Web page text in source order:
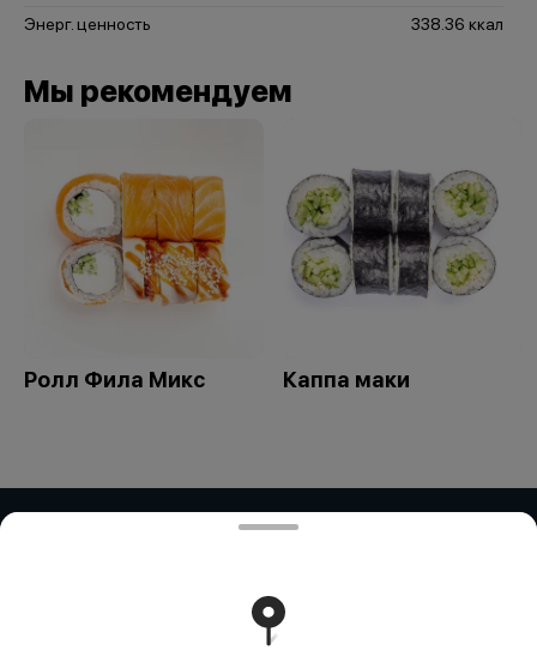
Энерг. ценность
338.36 ккал
Мы рекомендуем
Ролл Фила Микс Каппа маки
ИП Дубинина / ИП Збирун / ИП ART
БИН:871015450730 ИП ART COR - БИН:970312451058
Работает на эффективном ядре